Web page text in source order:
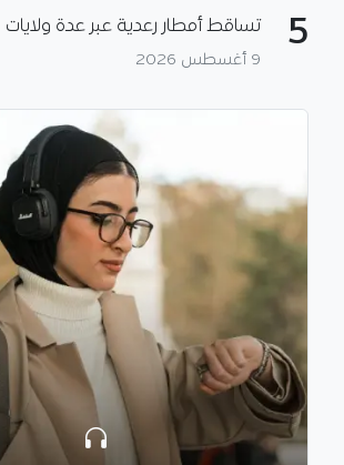
5 تساقط أمطار رعدية عبر عدة ولايات
9 أغسطس 2026